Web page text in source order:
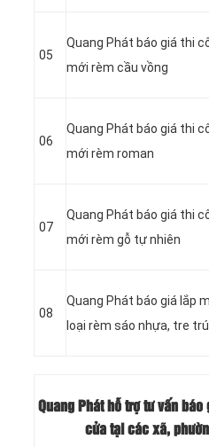
05
Quang Phát báo giá thi
mới rèm cầu vồng
06
Quang Phát báo giá thi
mới rèm roman
07
Quang Phát báo giá thi
mới rèm gỗ tự nhiên
08
Quang Phát báo giá lắp
loại rèm sáo nhựa, tre
Quang Phát hỗ trợ tư vấn
cửa tại các xã,